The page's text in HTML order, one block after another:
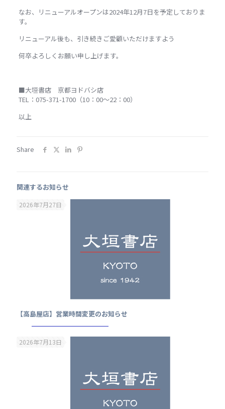
なお、リニューアルオープンは2024年12月7日を予定しておりま
す。
リニューアル後も、引き続きご愛顧いただけますよう
何卒よろしくお願い申し上げます。
■大垣書店 京都ヨドバシ店
TEL：075-371-1700（10：00～22：00）
以上
Share
関連するお知らせ
2026年7月27日
【高島屋店】営業時間変更のお知らせ
2026年7月13日